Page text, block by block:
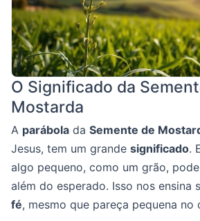
O Significado da
Mostarda
A parábola da Semente de
Jesus, tem um grande significado.
algo pequeno, como um grão,
além do esperado. Isso nos ensina
fé, mesmo que pareça pequena no